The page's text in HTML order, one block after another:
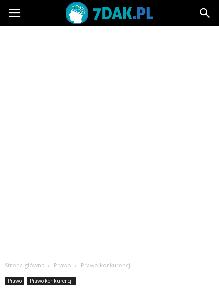
7dak.pl
Strona główna Prawo Prawo konkurencji
Prawo Prawo konkurencji